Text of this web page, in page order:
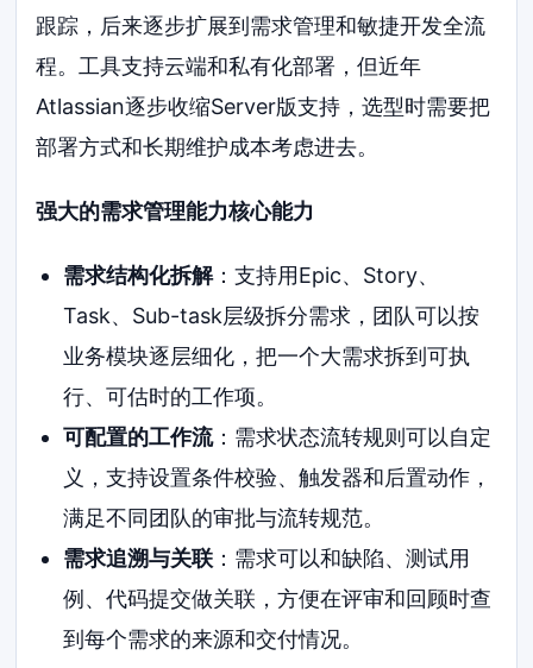
跟踪，后来逐步扩展到需求管理和敏捷开发全流
程。工具支持云端和私有化部署，但近年
Atlassian逐步收缩Server版支持，选型时需要把
部署方式和长期维护成本考虑进去。
强大的需求管理能力核心能力
需求结构化拆解：支持用Epic、Story、
Task、Sub-task层级拆分需求，团队可以按
业务模块逐层细化，把一个大需求拆到可执
行、可估时的工作项。
可配置的工作流：需求状态流转规则可以自定
义，支持设置条件校验、触发器和后置动作，
满足不同团队的审批与流转规范。
需求追溯与关联：需求可以和缺陷、测试用
例、代码提交做关联，方便在评审和回顾时查
到每个需求的来源和交付情况。